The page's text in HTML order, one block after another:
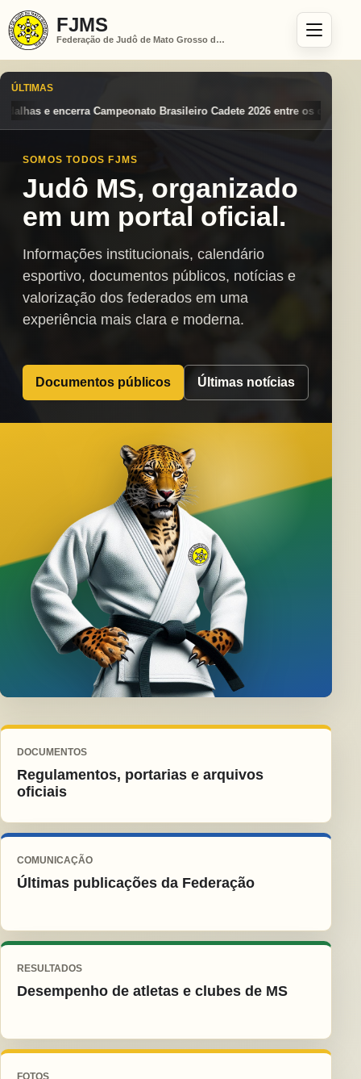
FJMS
Federação de Judô de Mato Grosso do Sul
ÚLTIMAS
Cadete 2026 entre os destaques nacionais Mato Grosso do
SOMOS TODOS FJMS
Judô MS, organizado
em um portal oficial.
Informações institucionais, calendário
esportivo, documentos públicos, notícias e
valorização dos federados em uma
experiência mais clara e moderna.
Documentos públicos Últimas notícias
DOCUMENTOS
Regulamentos, portarias e arquivos
oficiais
COMUNICAÇÃO
Últimas publicações da Federação
RESULTADOS
Desempenho de atletas e clubes de MS
FOTOS